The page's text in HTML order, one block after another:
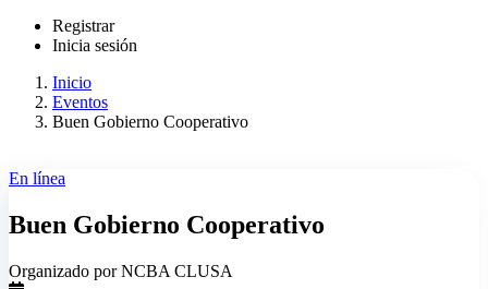
Registrar
Inicia sesión
Inicio
Eventos
Buen Gobierno Cooperativo
En línea
Buen Gobierno Cooperativo
Organizado por NCBA CLUSA